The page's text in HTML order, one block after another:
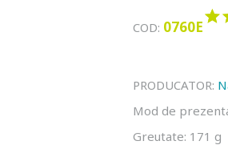
COD: 0760E
PRODUCATOR:
Mod de
Greutate: 171 g